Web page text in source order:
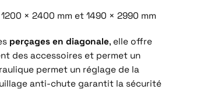
× 2400 mm et 1490 × 2990 mm
perçages en diagonale, elle offre
des accessoires et permet un
permet un réglage de la
anti-chute garantit la sécurité